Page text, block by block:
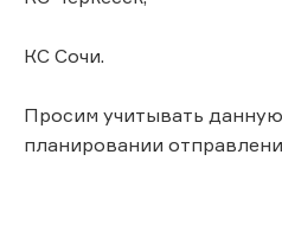
КС Сочи.
Просим учитывать
планировании